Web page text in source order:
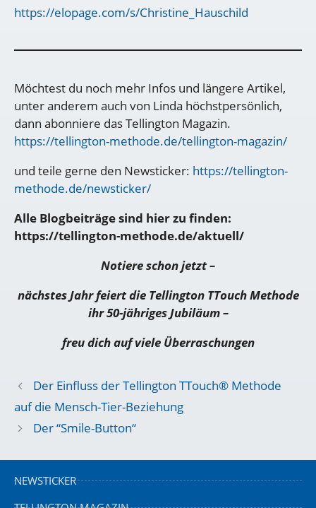
https://elopage.com/s/Christine_Hauschild
Möchtest du noch mehr Infos und längere Artikel,
unter anderem auch von Linda höchstpersönlich,
dann abonniere das Tellington Magazin.
https://tellington-methode.de/tellington-magazin/
und teile gerne den Newsticker: https://tellington-
methode.de/newsticker/
Alle Blogbeiträge sind hier zu finden:
https://tellington-methode.de/aktuell/
Notiere schon jetzt –
nächstes Jahr feiert die Tellington TTouch Methode
ihr 50-jähriges Jubiläum –
freu dich auf viele Überraschungen
Der Einfluss der Tellington TTouch® Methode
auf die Mensch-Tier-Beziehung
Der “Smile-Button“
NEWSTICKER